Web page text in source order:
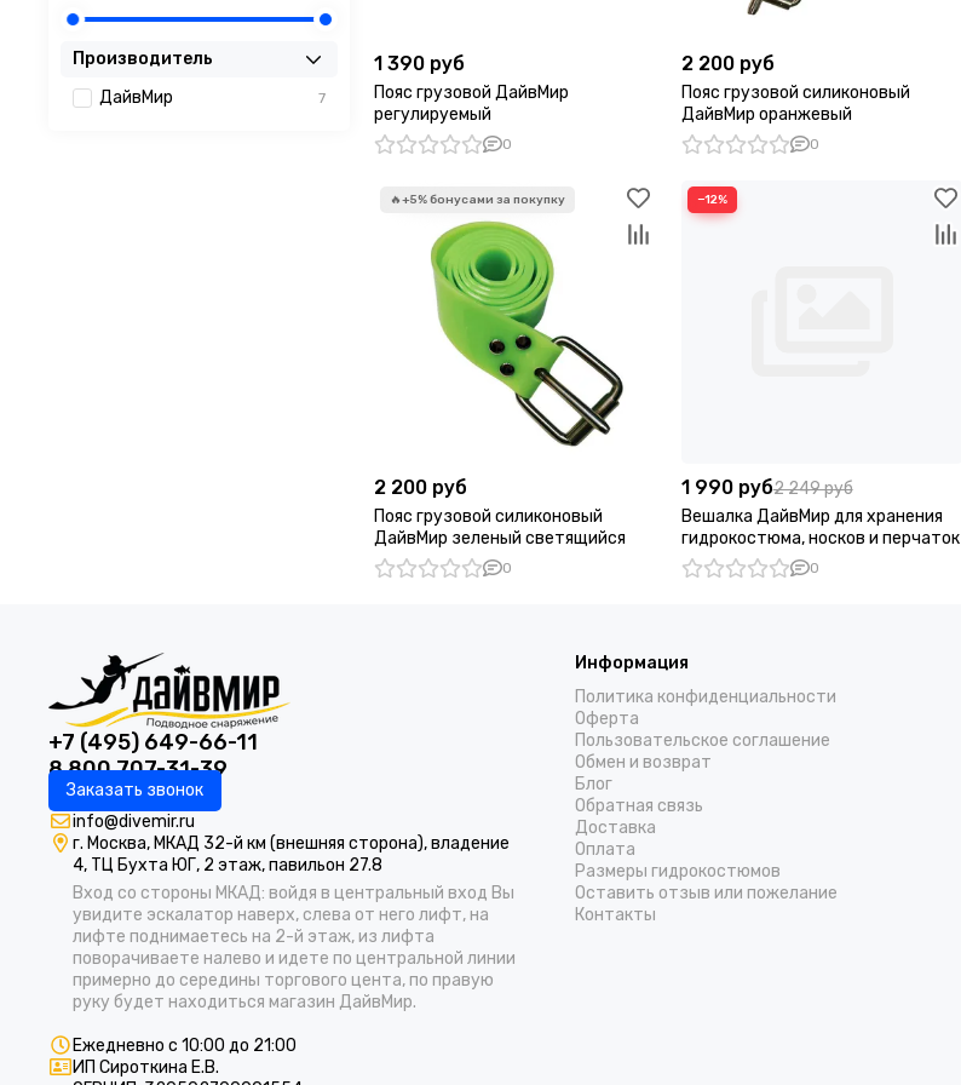
1 390 руб
Пояс грузовой ДайвМир
регулируемый
0
2 200 руб
Пояс грузовой силиконовый
ДайвМир оранжевый
0
2 200 руб
Пояс грузовой силиконовый
ДайвМир зеленый светящийся
0
−12%
1 990 руб2 249 руб
Вешалка ДайвМир для хранения
гидрокостюма, носков и перчаток
0
Производитель
ДайвМир
7
+7 (495) 649-66-11
8 800 707-31-39
Заказать звонок
info@divemir.ru
г. Москва, МКАД 32-й км (внешняя сторона), владение
4, ТЦ Бухта ЮГ, 2 этаж, павильон 27.8
Вход со стороны МКАД: войдя в центральный вход Вы
увидите эскалатор наверх, слева от него лифт, на
лифте поднимаетесь на 2-й этаж, из лифта
поворачиваете налево и идете по центральной линии
примерно до середины торгового цента, по правую
руку будет находиться магазин ДайвМир.
Ежедневно с 10:00 до 21:00
ИП Сироткина Е.В.
Информация
Политика конфиденциальности
Оферта
Пользовательское соглашение
Обмен и возврат
Блог
Обратная связь
Доставка
Оплата
Размеры гидрокостюмов
Оставить отзыв или пожелание
Контакты